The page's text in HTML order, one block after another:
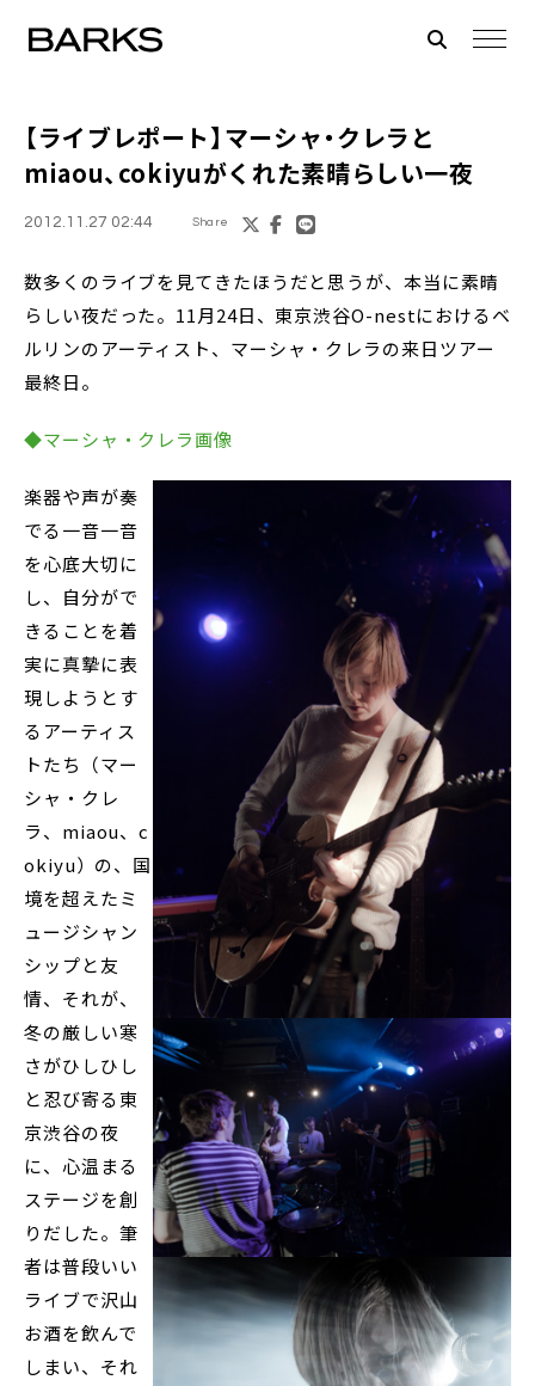
【ライブレポート】 マーシャ・クレラ と
miaou、 cokiyuがくれた素晴らしい一夜
2012.11.27 02:44 Share
数多くのライブを見てきたほうだと思うが、本当に素晴
らしい夜だった。11月24日、東京渋谷O-nestにおけるベ
ルリンのアーティスト、マーシャ・クレラの来日ツアー
最終日。
◆マーシャ・クレラ画像
楽器や声が奏
でる一音一音
を心底大切に
し、自分がで
きることを着
実に真摯に表
現しようとす
るアーティス
トたち（マー
シャ・クレ
ラ、miaou、c
okiyu）の、国
境を超えたミ
ュージシャン
シップと友
情、それが、
冬の厳しい寒
さがひしひし
と忍び寄る東
京渋谷の夜
に、心温まる
ステージを創
りだした。筆
者は普段いい
ライブで沢山
お酒を飲んで
しまい、それ